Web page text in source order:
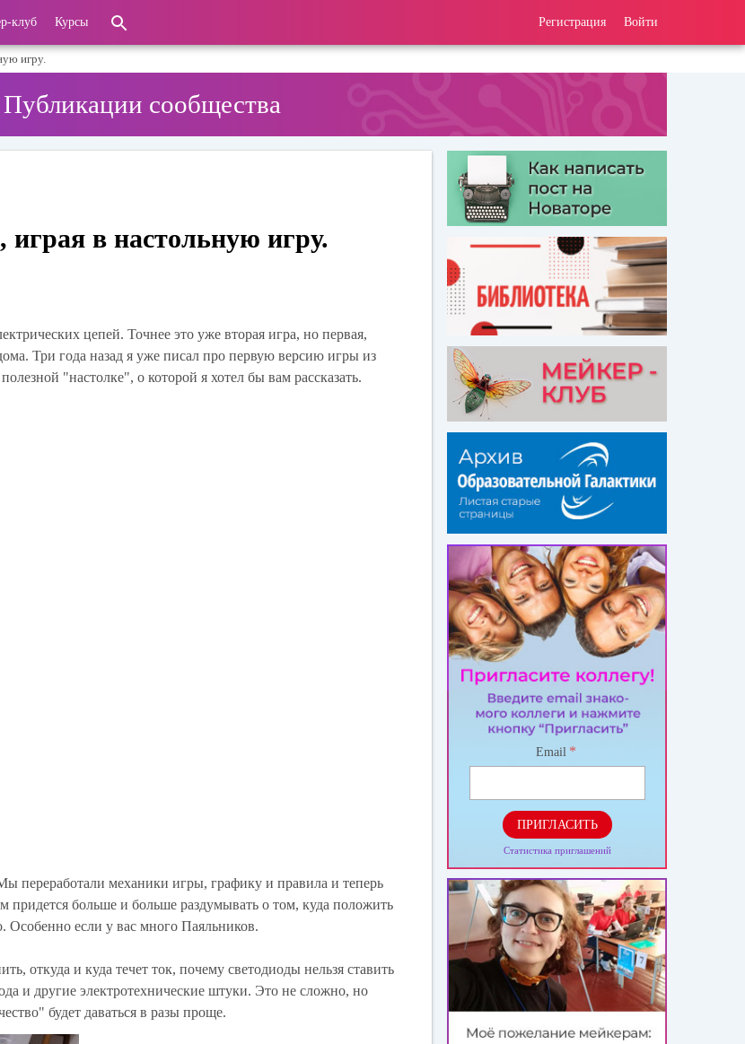
Регистрация Войти
клуб Курсы
игру.
Публикации сообщества
играя в настольную игру.
цепей. Точнее это уже вторая игра, но первая,
Три года назад я уже писал про первую версию игры из
"настолке", о которой я хотел бы вам рассказать.
механики игры, графику и правила и теперь
придется больше и больше раздумывать о том, куда положить
Особенно если у вас много Паяльников.
и куда течет ток, почему светодиоды нельзя ставить
и другие электротехнические штуки. Это не сложно, но
будет даваться в разы проще.
Email *
ПРИГЛАСИТЬ
Статистика приглашений